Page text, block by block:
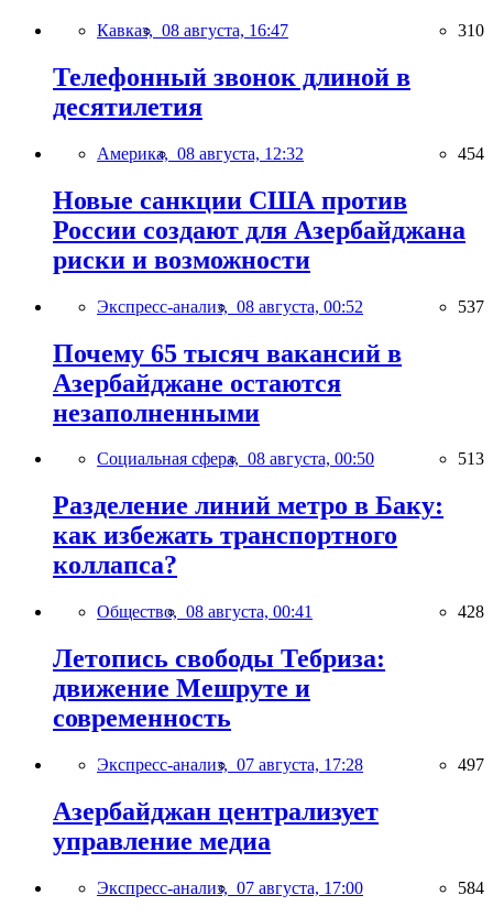
Кавказ, 08 августа, 16:47 310
Телефонный звонок длиной в
десятилетия
Америка, 08 августа, 12:32 454
Новые санкции США против
России создают для Азербайджана
риски и возможности
Экспресс-анализ, 08 августа, 00:52 537
Почему 65 тысяч вакансий в
Азербайджане остаются
незаполненными
Социальная сфера, 08 августа, 00:50 513
Разделение линий метро в Баку:
как избежать транспортного
коллапса?
Общество, 08 августа, 00:41 428
Летопись свободы Тебриза:
движение Мешруте и
современность
Экспресс-анализ, 07 августа, 17:28 497
Азербайджан централизует
управление медиа
Экспресс-анализ, 07 августа, 17:00 584